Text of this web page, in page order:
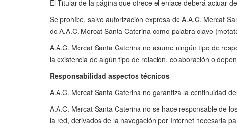
El Titular de la página que ofrece el enlace deberá actuar
Se prohíbe, salvo autorización expresa de A.A.C. Mercat
de A.A.C. Mercat Santa Caterina como palabra clave
A.A.C. Mercat Santa Caterina no asume ningún tipo de
la existencia de algún tipo de relación, colaboración o
Responsabilidad aspectos técnicos
A.A.C. Mercat Santa Caterina no garantiza la continuidad
A.A.C. Mercat Santa Caterina no se hace responsable de
la red, derivados de la navegación por Internet necesaria